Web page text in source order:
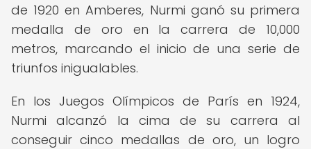
de 1920 en Amberes, Nurmi ganó su primera
medalla de oro en la carrera de 10,000
metros, marcando el inicio de una serie de
triunfos inigualables.
En los Juegos Olímpicos de París en 1924,
Nurmi alcanzó la cima de su carrera al
conseguir cinco medallas de oro, un logro